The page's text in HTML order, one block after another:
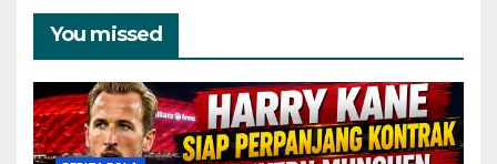
You missed